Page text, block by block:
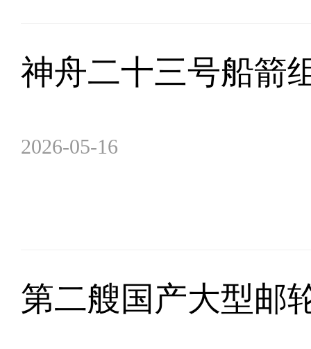
神舟二十三号船箭
2026-05-16
第二艘国产大型邮